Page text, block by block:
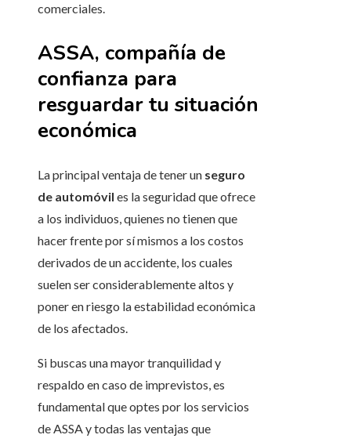
comerciales.
ASSA, compañía de
confianza para
resguardar tu situación
económica
La principal ventaja de tener un seguro
de automóvil es la seguridad que ofrece
a los individuos, quienes no tienen que
hacer frente por sí mismos a los costos
derivados de un accidente, los cuales
suelen ser considerablemente altos y
poner en riesgo la estabilidad económica
de los afectados.
Si buscas una mayor tranquilidad y
respaldo en caso de imprevistos, es
fundamental que optes por los servicios
de ASSA y todas las ventajas que